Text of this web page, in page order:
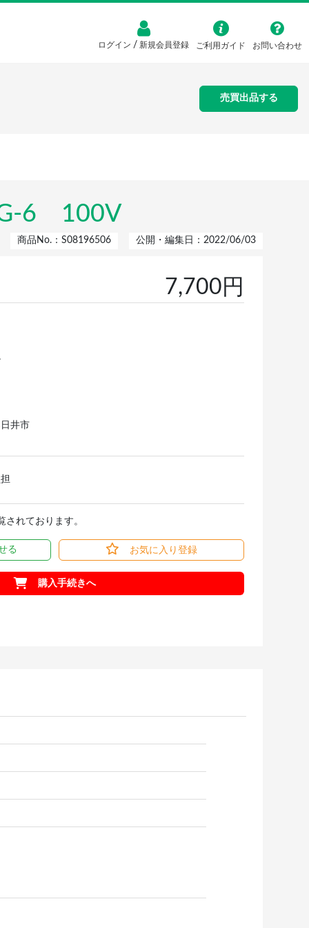
ログイン / 新規会員登録 ご利用ガイド お問い合わせ
売買出品する
6 100V
商品No.：S08196506 公開・編集日：2022/06/03
7,700円
井市
されております。
る お気に入り登録
購入手続きへ